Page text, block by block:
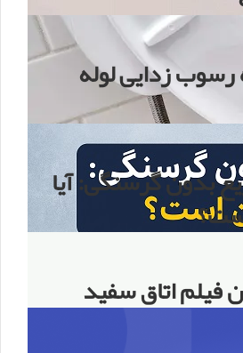
رسوب زدایی لوله
بدون گرسنگی: آیا
فیلم اتاق سفید